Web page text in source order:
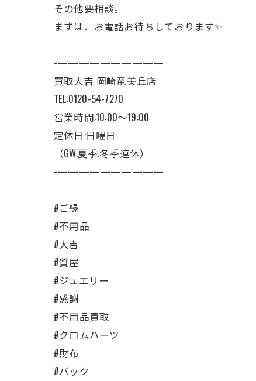
その他要相談。
まずは、お電話お待ちしております✨
-——————————
買取大吉 岡崎竜美丘店
TEL:0120-54-7270
営業時間:10:00〜19:00
定休日:日曜日
（GW.夏季.冬季連休）
-——————————
#ご縁
#不用品
#大吉
#質屋
#ジュエリー
#感謝
#不用品買取
#クロムハーツ
#財布
#バック